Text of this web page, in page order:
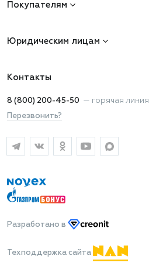
Покупателям
Юридическим лицам
Контакты
8 (800) 200-45-50 — горячая линия
Перезвонить?
Разработано в
Техподдержка сайта